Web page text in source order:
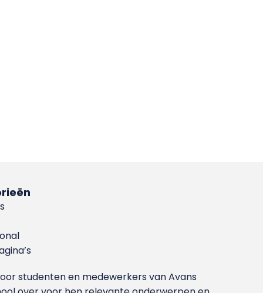
studenten en medewerkers van Avans